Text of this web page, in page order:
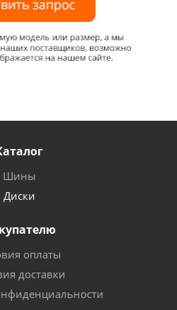
Шины
Диски
оплаты
доставки